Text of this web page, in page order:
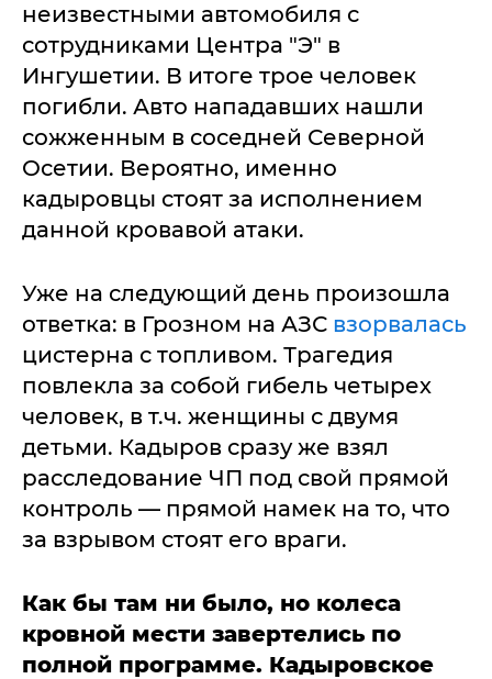
неизвестными автомобиля с
сотрудниками Центра "Э" в
Ингушетии. В итоге трое человек
погибли. Авто нападавших нашли
сожженным в соседней Северной
Осетии. Вероятно, именно
кадыровцы стоят за исполнением
данной кровавой атаки.
Уже на следующий день произошла
ответка: в Грозном на АЗС взорвалась
цистерна с топливом. Трагедия
повлекла за собой гибель четырех
человек, в т.ч. женщины с двумя
детьми. Кадыров сразу же взял
расследование ЧП под свой прямой
контроль — прямой намек на то, что
за взрывом стоят его враги.
Как бы там ни было, но колеса
кровной мести завертелись по
полной программе. Кадыровское